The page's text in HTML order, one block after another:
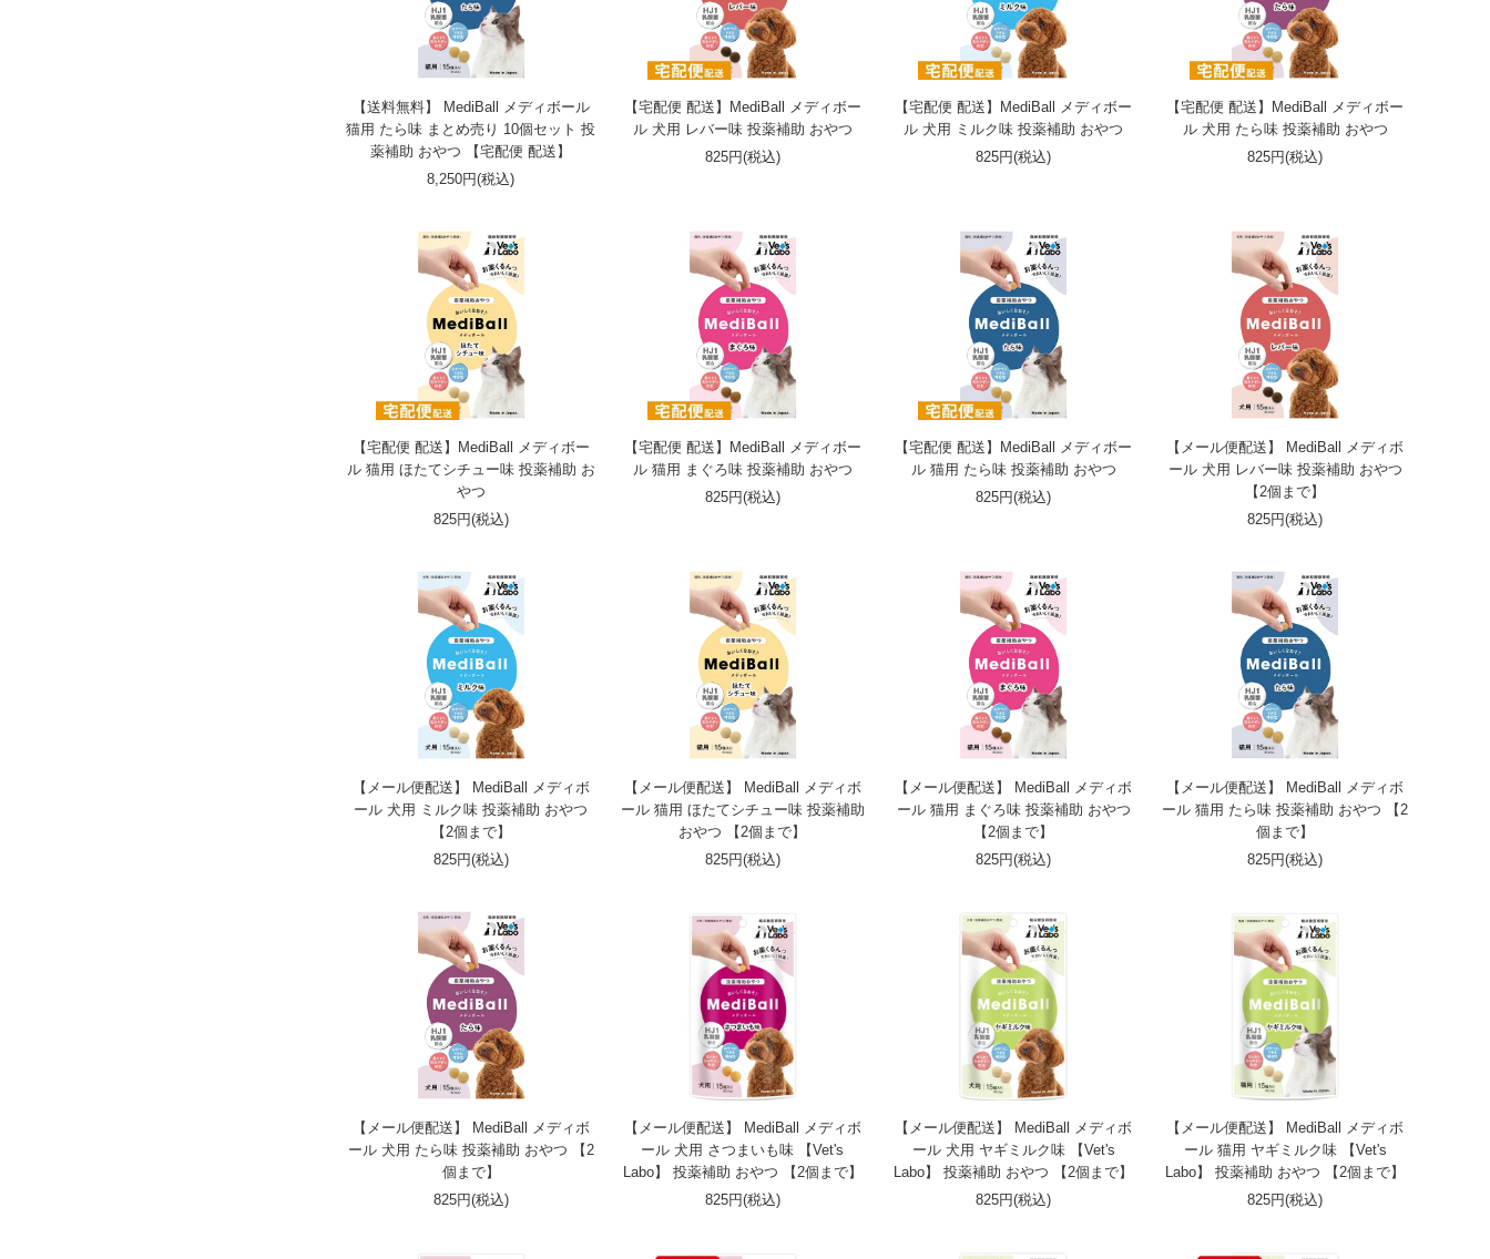
【送料無料】 MediBall メディボール
猫用 たら味 まとめ売り 10個セット 投
薬補助 おやつ 【宅配便 配送】
8,250円(税込)
【宅配便 配送】MediBall メディボー
ル 犬用 レバー味 投薬補助 おやつ
825円(税込)
【宅配便 配送】MediBall メディボー
ル 犬用 ミルク味 投薬補助 おやつ
825円(税込)
【宅配便 配送】MediBall メディボー
ル 犬用 たら味 投薬補助 おやつ
825円(税込)
【宅配便 配送】MediBall メディボー
ル 猫用 ほたてシチュー味 投薬補助 お
やつ
825円(税込)
【宅配便 配送】MediBall メディボー
ル 猫用 まぐろ味 投薬補助 おやつ
825円(税込)
【宅配便 配送】MediBall メディボー
ル 猫用 たら味 投薬補助 おやつ
825円(税込)
【メール便配送】 MediBall メディボ
ール 犬用 レバー味 投薬補助 おやつ
【2個まで】
825円(税込)
【メール便配送】 MediBall メディボ
ール 犬用 ミルク味 投薬補助 おやつ
【2個まで】
825円(税込)
【メール便配送】 MediBall メディボ
ール 猫用 ほたてシチュー味 投薬補助
おやつ 【2個まで】
825円(税込)
【メール便配送】 MediBall メディボ
ール 猫用 まぐろ味 投薬補助 おやつ
【2個まで】
825円(税込)
【メール便配送】 MediBall メディボ
ール 猫用 たら味 投薬補助 おやつ 【2
個まで】
825円(税込)
【メール便配送】 MediBall メディボ
ール 犬用 たら味 投薬補助 おやつ 【2
個まで】
825円(税込)
【メール便配送】 MediBall メディボ
ール 犬用 さつまいも味 【Vet's
Labo】 投薬補助 おやつ 【2個まで】
825円(税込)
【メール便配送】 MediBall メディボ
ール 犬用 ヤギミルク味 【Vet's
Labo】 投薬補助 おやつ 【2個まで】
825円(税込)
【メール便配送】 MediBall メディボ
ール 猫用 ヤギミルク味 【Vet's
Labo】 投薬補助 おやつ 【2個まで】
825円(税込)